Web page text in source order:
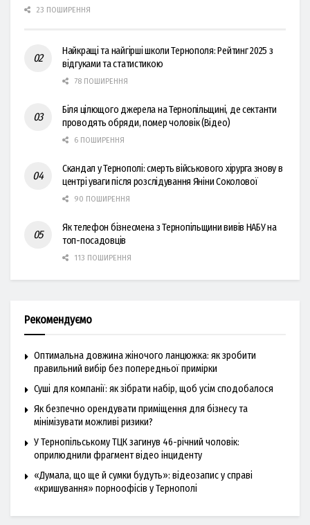
23 ПОШИРЕННЯ
Найкращі та найгірші школи Тернополя: Рейтинг 2025 з
відгуками та статистикою
78 ПОШИРЕННЯ
Біля цілющого джерела на Тернопільщині, де сектанти
проводять обряди, помер чоловік (Відео)
6 ПОШИРЕННЯ
Скандал у Тернополі: смерть військового хірурга знову в
центрі уваги після розслідування Яніни Соколової
90 ПОШИРЕННЯ
Як телефон бізнесмена з Тернопільщини вивів НАБУ на
топ-посадовців
113 ПОШИРЕННЯ
Рекомендуємо
Оптимальна довжина жіночого ланцюжка: як зробити
правильний вибір без попередньої примірки
Суші для компанії: як зібрати набір, щоб усім сподобалося
Як безпечно орендувати приміщення для бізнесу та
мінімізувати можливі ризики?
У Тернопільському ТЦК загинув 46-річний чоловік:
оприлюднили фрагмент відео інциденту
«Думала, що ще й сумки будуть»: відеозапис у справі
«кришування» порноофісів у Тернополі